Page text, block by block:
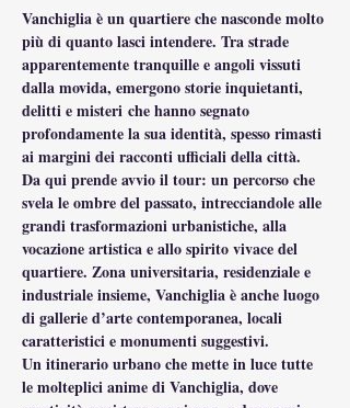
Vanchiglia è un quartiere che nasconde molto
più di quanto lasci intendere. Tra strade
apparentemente tranquille e angoli vissuti
dalla movida, emergono storie inquietanti,
delitti e misteri che hanno segnato
profondamente la sua identità, spesso rimasti
ai margini dei racconti ufficiali della città.
Da qui prende avvio il tour: un percorso che
svela le ombre del passato, intrecciandole alle
grandi trasformazioni urbanistiche, alla
vocazione artistica e allo spirito vivace del
quartiere. Zona universitaria, residenziale e
industriale insieme, Vanchiglia è anche luogo
di gallerie d’arte contemporanea, locali
caratteristici e monumenti suggestivi.
Un itinerario urbano che mette in luce tutte
le molteplici anime di Vanchiglia, dove